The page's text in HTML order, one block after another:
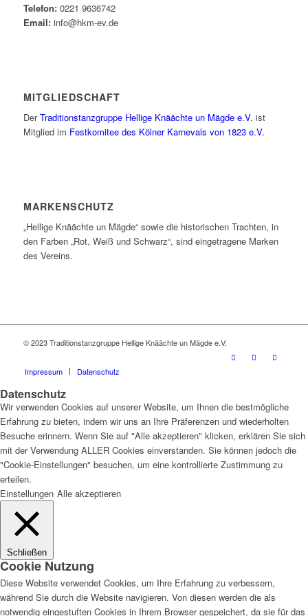
Telefon: 0221 9636742
Email: info@hkm-ev.de
MITGLIEDSCHAFT
DerTraditionstanzgruppe Hellige Knäächte un Mägde e.V. ist
Mitglied im Festkomitee des Kölner Karnevals von 1823 e.V.
MARKENSCHUTZ
„Hellige Knäächte un Mägde“ sowie die historischen Trachten, in
den Farben „Rot, Weiß und Schwarz“, sind eingetragene Marken
des Vereins.
© 2023 Traditionstanzgruppe Hellige Knäächte un Mägde e.V.
Impressum Datenschutz
Datenschutz
Wir verwenden Cookies auf unserer Website, um Ihnen die bestmögliche
Erfahrung zu bieten, indem wir uns an Ihre Präferenzen und wiederholten
Besuche erinnern. Wenn Sie auf "Alle akzeptieren" klicken, erklären Sie sich
mit der Verwendung ALLER Cookies einverstanden. Sie können jedoch die
"Cookie-Einstellungen" besuchen, um eine kontrollierte Zustimmung zu
erteilen.
Einstellungen Alle akzeptieren
Schließen
Cookie Nutzung
Diese Website verwendet Cookies, um Ihre Erfahrung zu verbessern,
während Sie durch die Website navigieren. Von diesen werden die als
notwendig eingestuften Cookies in Ihrem Browser gespeichert, da sie für das